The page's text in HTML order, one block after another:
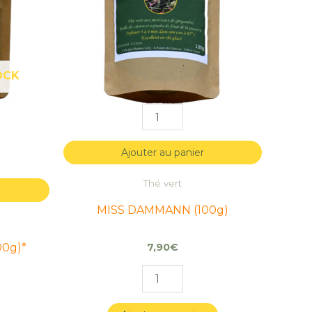
Ajouter au panier
Thé vert
MISS DAMMANN (100g)
7,90€